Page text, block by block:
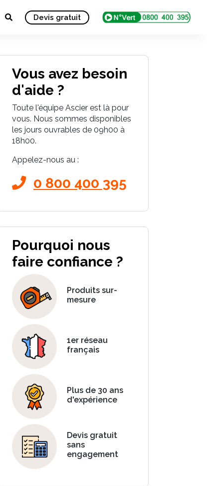
Devis gratuit
Vous avez besoin
d'aide ?
Toute l'équipe Ascier est là pour
vous. Nous sommes disponibles
les jours ouvrables de 09h00 à
18h00.
Appelez-nous au :
0 800 400 395
Pourquoi nous
faire confiance ?
Produits sur-
mesure
1er réseau
français
Plus de 30 ans
d'expérience
Devis gratuit
sans
engagement